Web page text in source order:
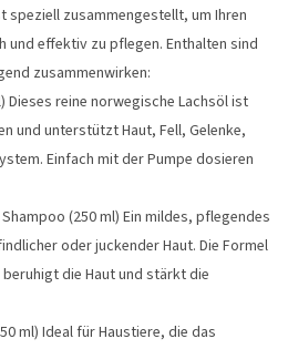
speziell zusammengestellt, um Ihren
und effektiv zu pflegen. Enthalten sind
zusammenwirken:
Dieses reine norwegische Lachsöl ist
und unterstützt Haut, Fell, Gelenke,
Einfach mit der Pumpe dosieren
(250 ml) Ein mildes, pflegendes
oder juckender Haut. Die Formel
die Haut und stärkt die
ml) Ideal für Haustiere, die das